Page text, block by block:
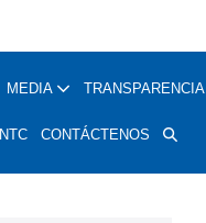
MEDIA TRANSPARENCIA
CONTÁCTENOS